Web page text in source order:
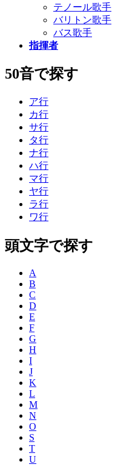
テノール歌手
バリトン歌手
バス歌手
指揮者
50音で探す
ア行
カ行
サ行
タ行
ナ行
ハ行
マ行
ヤ行
ラ行
ワ行
頭文字で探す
A
B
C
D
E
F
G
H
I
J
K
L
M
N
O
S
T
U